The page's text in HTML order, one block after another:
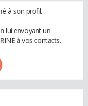
à son profil.
lui envoyant un
à vos contacts.